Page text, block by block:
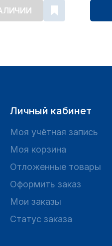
Личный кабинет
Моя учётная запись
Моя корзина
Отложенные товары
Оформить заказ
Мои заказы
Статус заказа